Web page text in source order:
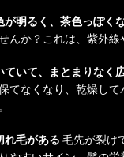
が明るく、茶色っぽく
んか？これは、紫外
ていて、まとまりなく
てなくなり、乾燥し
れ毛がある毛先が裂け